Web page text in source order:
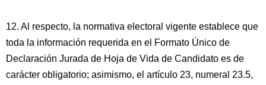
12. Al respecto, la normativa electoral vigente establece que
toda la información requerida en el Formato Único de
Declaración Jurada de Hoja de Vida de Candidato es de
carácter obligatorio; asimismo, el artículo 23, numeral 23.5,